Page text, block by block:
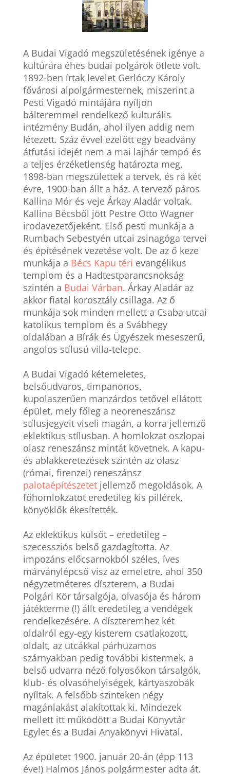
A Budai Vigadó megszületésének igénye a
kultúrára éhes budai polgárok ötlete volt.
1892-ben írtak levelet Gerlóczy Károly
fővárosi alpolgármesternek, miszerint a
Pesti Vigadó mintájára nyíljon
bálteremmel rendelkező kulturális
intézmény Budán, ahol ilyen addig nem
létezett. Száz évvel ezelőtt egy beadvány
átfutási idejét nem a mai lajhár tempó és
a teljes érzéketlenség határozta meg.
1898-ban megszülettek a tervek, és rá két
évre, 1900-ban állt a ház. A tervező páros
Kallina Mór és veje Árkay Aladár voltak.
Kallina Bécsből jött Pestre Otto Wagner
irodavezetőjeként. Első pesti munkája a
Rumbach Sebestyén utcai zsinagóga tervei
és építésének vezetése volt. De az ő keze
munkája a Bécs Kapu téri evangélikus
templom és a Hadtestparancsnokság
szintén a Budai Várban. Árkay Aladár az
akkor fiatal korosztály csillaga. Az ő
munkája sok minden mellett a Csaba utcai
katolikus templom és a Svábhegy
oldalában a Bírák és Ügyészek meseszerű,
angolos stílusú villa-telepe.
A Budai Vigadó kétemeletes,
belsőudvaros, timpanonos,
kupolaszerűen manzárdos tetővel ellátott
épület, mely főleg a neoreneszánsz
stílusjegyeit viseli magán, a korra jellemző
eklektikus stílusban. A homlokzat oszlopai
olasz reneszánsz mintát követnek. A kapu-
és ablakkeretezések szintén az olasz
(római, firenzei) reneszánsz
palotaépítészetetjellemző megoldások. A
főhomlokzatot eredetileg kis pillérek,
könyöklők ékesítették.
Az eklektikus külsőt – eredetileg –
szecessziós belső gazdagította. Az
impozáns előcsarnokból széles, íves
márványlépcső visz az emeletre, ahol 350
négyzetméteres díszterem, a Budai
Polgári Kör társalgója, olvasója és három
játékterme (!) állt eredetileg a vendégek
rendelkezésére. A díszteremhez két
oldalról egy-egy kisterem csatlakozott,
oldalt, az utcákkal párhuzamos
szárnyakban pedig további kistermek, a
belső udvarra néző folyosókon társalgók,
klub- és olvasóhelyiségek, kártyaszobák
nyíltak. A felsőbb szinteken négy
magánlakást alakítottak ki. Mindezek
mellett itt működött a Budai Könyvtár
Egylet és a Budai Anyakönyvi Hivatal.
Az épületet 1900. január 20-án (épp 113
éve!) Halmos János polgármester adta át.